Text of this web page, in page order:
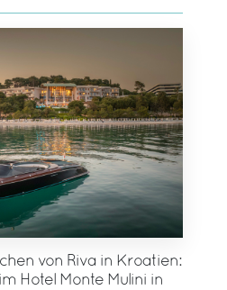
von Riva in Kroatien:
Hotel Monte Mulini in